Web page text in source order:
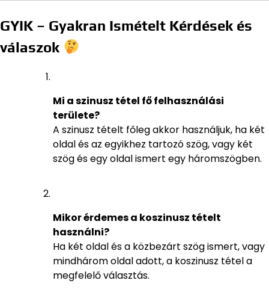
GYIK – Gyakran Ismételt Kérdések és
válaszok
Mi a szinusz tétel fő felhasználási
területe?
A szinusz tételt főleg akkor használjuk, ha két
oldal és az egyikhez tartozó szög, vagy két
szög és egy oldal ismert egy háromszögben.
Mikor érdemes a koszinusz tételt
használni?
Ha két oldal és a közbezárt szög ismert, vagy
mindhárom oldal adott, a koszinusz tétel a
megfelelő választás.